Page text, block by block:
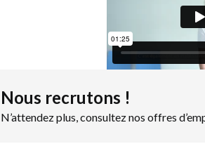
Nous recrutons !
N’attendez plus, consultez nos offres